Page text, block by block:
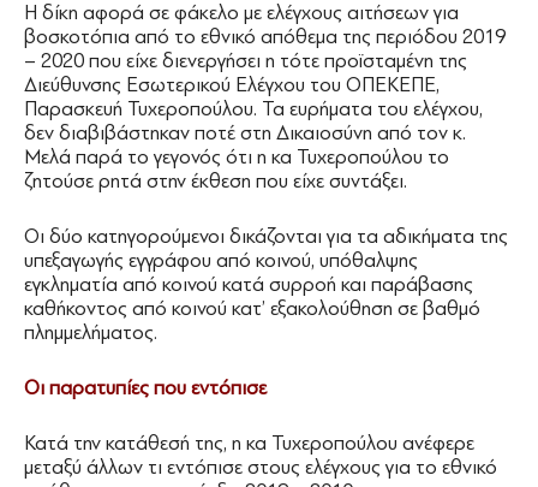
Η δίκη αφορά σε φάκελο με ελέγχους αιτήσεων για
βοσκοτόπια από το εθνικό απόθεμα της περιόδου 2019
– 2020 που είχε διενεργήσει η τότε προϊσταμένη της
Διεύθυνσης Εσωτερικού Ελέγχου του ΟΠΕΚΕΠΕ,
Παρασκευή Τυχεροπούλου. Τα ευρήματα του ελέγχου,
δεν διαβιβάστηκαν ποτέ στη Δικαιοσύνη από τον κ.
Μελά παρά το γεγονός ότι η κα Τυχεροπούλου το
ζητούσε ρητά στην έκθεση που είχε συντάξει.
Οι δύο κατηγορούμενοι δικάζονται για τα αδικήματα της
υπεξαγωγής εγγράφου από κοινού, υπόθαλψης
εγκληματία από κοινού κατά συρροή και παράβασης
καθήκοντος από κοινού κατ’ εξακολούθηση σε βαθμό
πλημμελήματος.
Οι παρατυπίες που εντόπισε
Κατά την κατάθεσή της, η κα Τυχεροπούλου ανέφερε
μεταξύ άλλων τι εντόπισε στους ελέγχους για το εθνικό